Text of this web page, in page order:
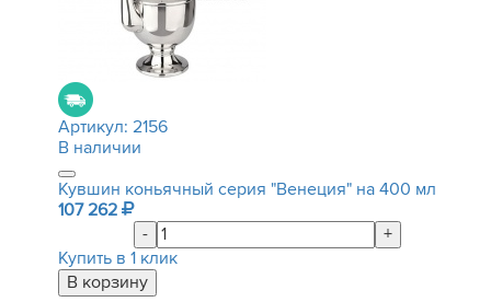
Артикул: 2156
В наличии
Кувшин коньячный серия "Венеция" на 400 мл
107 262
-
+
Купить в 1 клик